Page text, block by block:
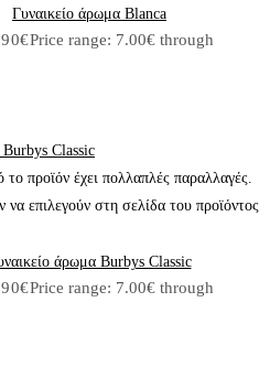
Γυναικείο άρωμα Blanca
€Price range: 7.00€ through
το προϊόν έχει πολλαπλές παραλλαγές.
να επιλεγούν στη σελίδα του προϊόντος
άρωμα Burbys Classic
€Price range: 7.00€ through